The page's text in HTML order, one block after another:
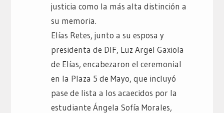
justicia como la más alta distinción a
su memoria.
Elías Retes, junto a su esposa y
presidenta de DIF, Luz Argel Gaxiola
de Elías, encabezaron el ceremonial
en la Plaza 5 de Mayo, que incluyó
pase de lista a los acaecidos por la
estudiante Ángela Sofía Morales,